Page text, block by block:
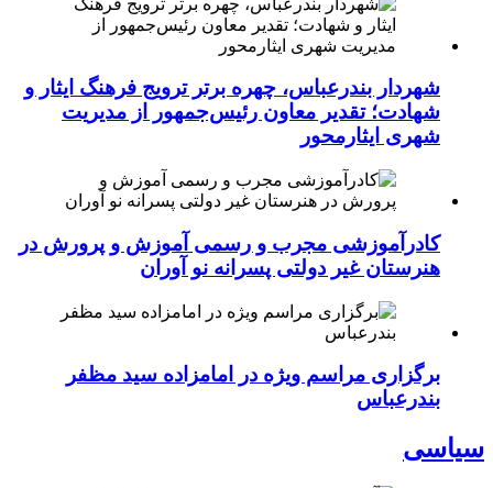
شهردار بندرعباس، چهره برتر ترویج فرهنگ ایثار و
شهادت؛ تقدیر معاون رئیس‌جمهور از مدیریت
شهری ایثارمحور
کادرآموزشی مجرب و رسمی آموزش و پرورش در
هنرستان غیر دولتی پسرانه نو آوران
برگزاری مراسم ویژه در امامزاده سید مظفر
بندرعباس
سیاسی